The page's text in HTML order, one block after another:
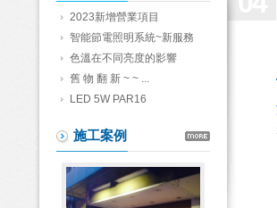
2023新增營業項目
智能節電照明系統~新服務
色溫在不同亮度的影響
舊 物 翻 新 ~ ~ ...
LED 5W PAR16
施工案例